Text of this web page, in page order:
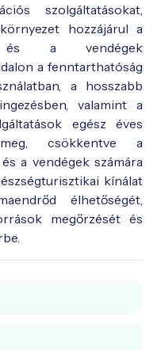
szolgáltatásokat,
hozzájárul a
és a vendégek
a fenntarthatóság
a hosszabb
valamint a
egész éves
csökkentve a
a vendégek számára
kínálat
élhetőségét,
megőrzését és